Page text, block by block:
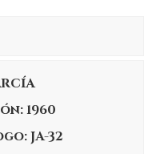
1960
JA-32